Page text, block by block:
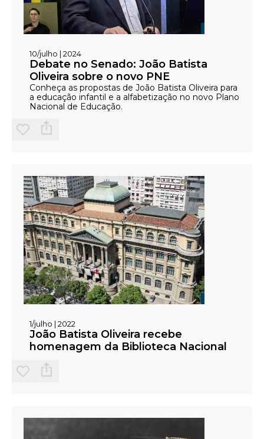
10/julho | 2024
Debate no Senado: João Batista
Oliveira sobre o novo PNE
Conheça as propostas de João Batista Oliveira para
a educação infantil e a alfabetização no novo Plano
Nacional de Educação.
1/julho | 2022
João Batista Oliveira recebe
homenagem da Biblioteca Nacional